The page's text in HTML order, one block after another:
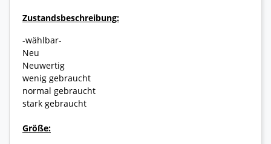
Zustandsbeschreibung:
-wählbar-
Neu
Neuwertig
wenig gebraucht
normal gebraucht
stark gebraucht
Größe: